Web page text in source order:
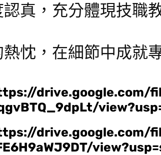
真，充分體現技職
忱，在細節中成就
drive.google.com/
drive.google.com/